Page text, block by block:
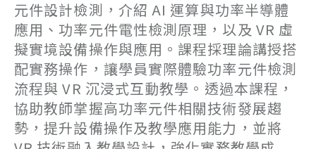
元件設計檢測，介紹 AI 運算與功率半導體
應用、功率元件電性檢測原理，以及 VR 虛
擬實境設備操作與應用。課程採理論講授搭
配實務操作，讓學員實際體驗功率元件檢測
流程與 VR 沉浸式互動教學。透過本課程，
協助教師掌握高功率元件相關技術發展趨
勢，提升設備操作及教學應用能力，並將